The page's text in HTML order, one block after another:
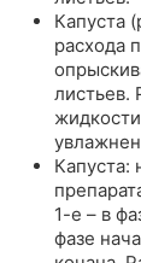
Капуста
расхода
листьев.
Капуста:
1-е – в
фазе